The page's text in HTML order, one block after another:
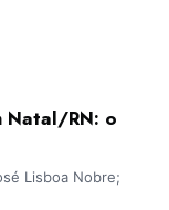
Natal/RN: o
Lisboa Nobre;